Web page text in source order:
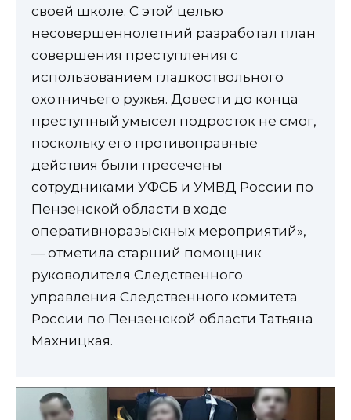
своей школе. С этой целью
несовершеннолетний разработал план
совершения преступления с
использованием гладкоствольного
охотничьего ружья. Довести до конца
преступный умысел подросток не смог,
поскольку его противоправные
действия были пресечены
сотрудниками УФСБ и УМВД России по
Пензенской области в ходе
оперативноразыскных мероприятий»,
— отметила старший помощник
руководителя Следственного
управления Следственного комитета
России по Пензенской области Татьяна
Махницкая.